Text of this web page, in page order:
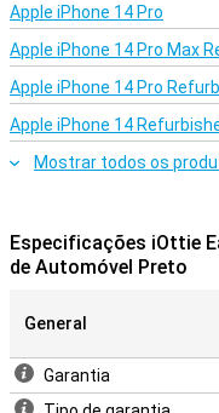
Apple iPhone 14 Pro
Apple iPhone 14 Pro Max
Apple iPhone 14 Pro
Apple iPhone 14
Mostrar todos os
Especificações iOttie
de Automóvel Preto
General
Garantia